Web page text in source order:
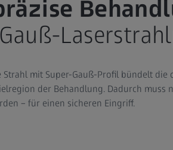
Strahl mit Super-Gauß-Profil bündelt die
der Behandlung. Dadurch muss
– für einen sicheren Eingriff.